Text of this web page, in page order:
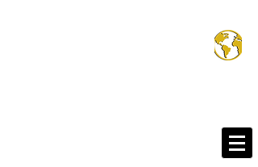
Wiliam e o Mund